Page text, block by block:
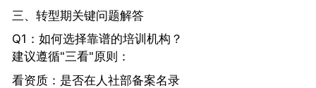
三、转型期关键问题解答
Q1：如何选择靠谱的培训机构？
建议遵循"三看"原则：
看资质：是否在人社部备案名录